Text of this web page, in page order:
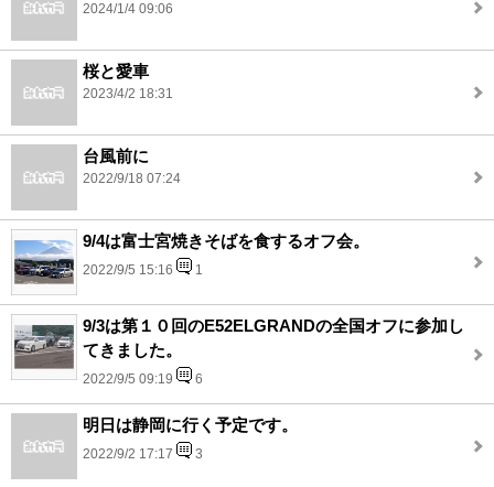
2024/1/4 09:06
桜と愛車
2023/4/2 18:31
台風前に
2022/9/18 07:24
9/4は富士宮焼きそばを食するオフ会。
2022/9/5 15:16 1
9/3は第１０回のE52ELGRANDの全国オフに参加し
てきました。
2022/9/5 09:19 6
明日は静岡に行く予定です。
2022/9/2 17:17 3